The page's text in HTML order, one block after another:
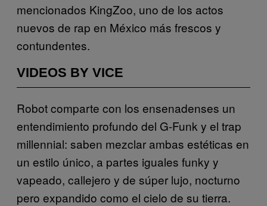
mencionados KingZoo, uno de los actos
nuevos de rap en México más frescos y
contundentes.
VIDEOS BY VICE
Robot comparte con los ensenadenses un
entendimiento profundo del G-Funk y el trap
millennial: saben mezclar ambas estéticas en
un estilo único, a partes iguales funky y
vapeado, callejero y de súper lujo, nocturno
pero expandido como el cielo de su tierra.